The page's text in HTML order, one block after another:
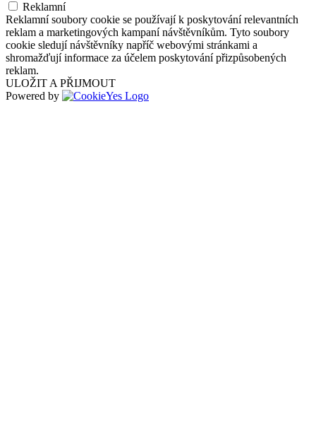
Reklamní
Reklamní soubory cookie se používají k poskytování relevantních
reklam a marketingových kampaní návštěvníkům. Tyto soubory
cookie sledují návštěvníky napříč webovými stránkami a
shromažďují informace za účelem poskytování přizpůsobených
reklam.
ULOŽIT A PŘIJMOUT
Powered by